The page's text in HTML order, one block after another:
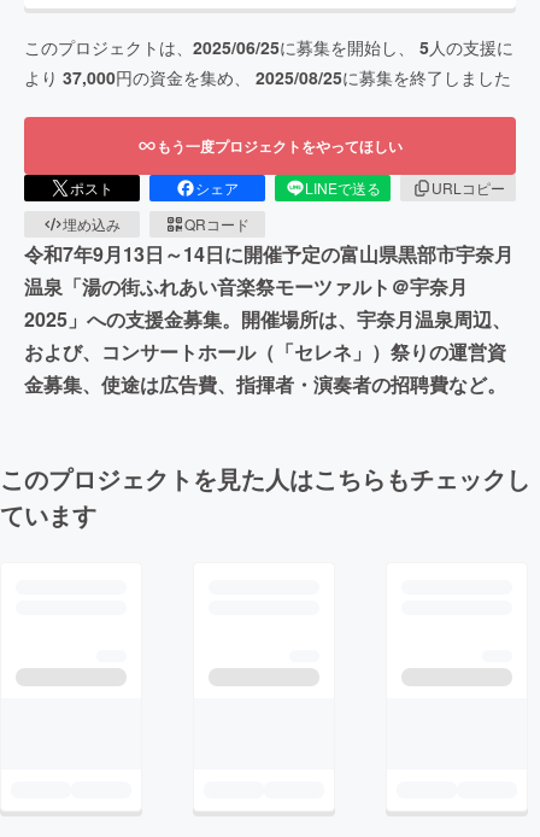
このプロジェクトは、 2025/06/25に募集を開始し、 5人の支援に
より 37,000円の資金を集め、 2025/08/25に募集を終了しました
もう一度プロジェクトをやってほしい
ポスト シェア LINEで送る
URLコピー
埋め込み
QRコード
令和7年9月13日～14日に開催予定の富山県黒部市宇奈月
温泉「湯の街ふれあい音楽祭モーツァルト＠宇奈月
2025」への支援金募集。開催場所は、宇奈月温泉周辺、
および、コンサートホール（「セレネ」）祭りの運営資
金募集、使途は広告費、指揮者・演奏者の招聘費など。
このプロジェクトを見た人はこちらもチェックし
ています